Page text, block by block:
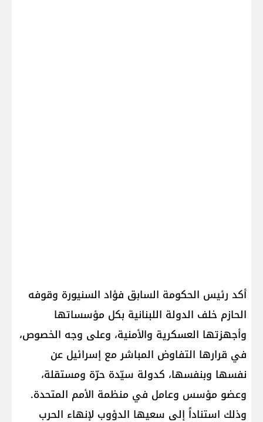
أكد رئيس الحكومة السابق ​فؤاد السنيورة​ وقوفه
الحازم خلف الدولة ال​لبنان​ية بكل مؤسساتها
وأجهزتها العسكرية والأمنية، وعلى وجه الخصوص،
في قرارها ​التفاوض المباشر​ مع ​إسرائيل​ عن
نفسها وبنفسها، كدولة سيّدة حرّة ومستقلة،
وعضو مؤسس وعامل في منظمة الأمم المتحدة.
وذلك استناداً إلى سعيها الدؤوب لإنهاء الحرب